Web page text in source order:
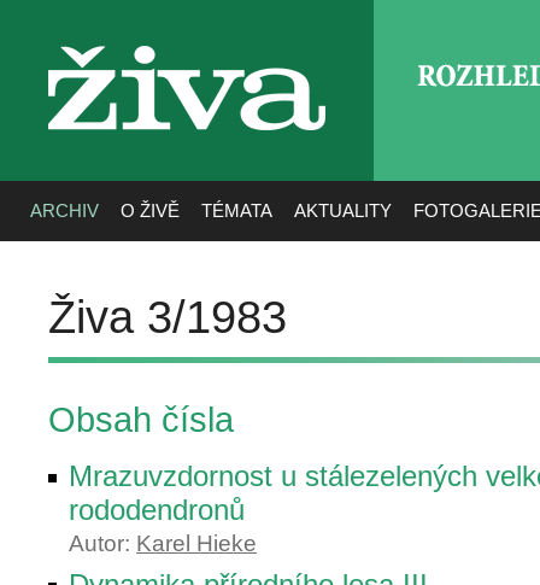
živa
ARCHIV O ŽIVĚ TÉMATA AKTUALITY
Živa 3/1983
Obsah čísla
Mrazuvzdornost u stálezelených
rododendronů
Autor: Karel Hieke